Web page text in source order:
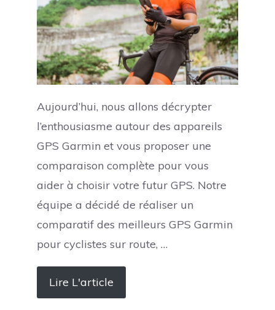
Aujourd’hui, nous allons décrypter
l’enthousiasme autour des appareils
GPS Garmin et vous proposer une
comparaison complète pour vous
aider à choisir votre futur GPS. Notre
équipe a décidé de réaliser un
comparatif des meilleurs GPS Garmin
pour cyclistes sur route, …
Lire L'article